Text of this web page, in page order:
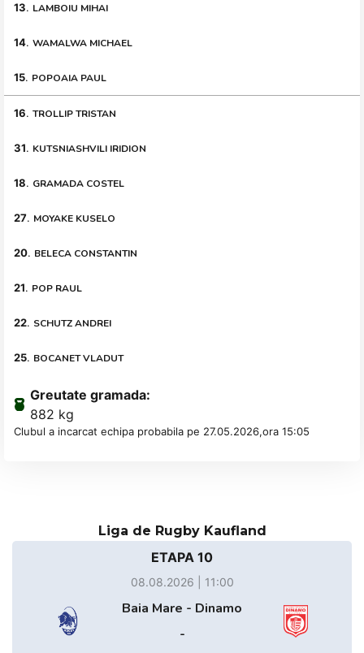
13. LAMBOIU MIHAI
14. WAMALWA MICHAEL
15. POPOAIA PAUL
16. TROLLIP TRISTAN
31. KUTSNIASHVILI IRIDION
18. GRAMADA COSTEL
27. MOYAKE KUSELO
20. BELECA CONSTANTIN
21. POP RAUL
22. SCHUTZ ANDREI
25. BOCANET VLADUT
Greutate gramada:
882 kg
Clubul a incarcat echipa probabila pe 27.05.2026,ora 15:05
Liga de Rugby Kaufland
ETAPA 10
08.08.2026 | 11:00
Baia Mare - Dinamo
-